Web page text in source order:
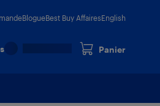
BlogueBest Buy AffairesEnglish
Panier